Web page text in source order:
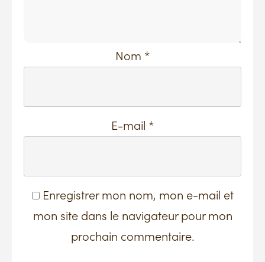
Nom *
E-mail *
Enregistrer mon nom, mon e-mail et
mon site dans le navigateur pour mon
prochain commentaire.